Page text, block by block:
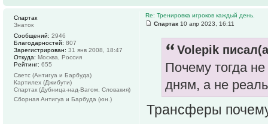
Re: Тренировка игроков каждый день.
Спартак 10 апр 2023, 16:11
Volepik
Почему тогда
дням, а не
Трансферы
Спартак
Знаток
Сообщений: 2946
Благодарностей: 807
Зарегистрирован: 31 янв 2008, 18:47
Откуда: Москва, Россия
Рейтинг: 655
Светс (Антигуа и Барбуда)
Картилех (Джибути)
Спартак (Дубница-над-Вагом, Словакия)
Сборная Антигуа и Барбуда (юн.)